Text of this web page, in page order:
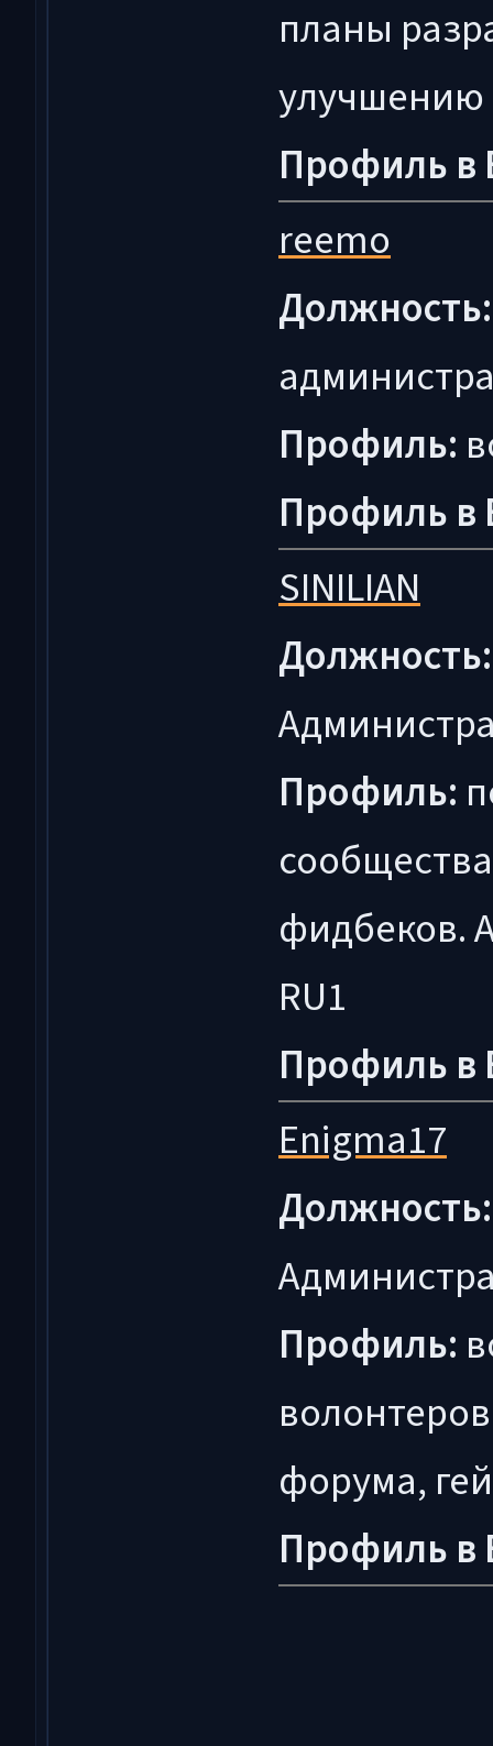
планы
улучшению
Профиль в
reemo
Должность:
Профиль:
Профиль в
SINILIAN
Должность:
Профиль:
фидбеков.
RU1
Профиль в
Enigma17
Должность:
Профиль:
форума,
Профиль в